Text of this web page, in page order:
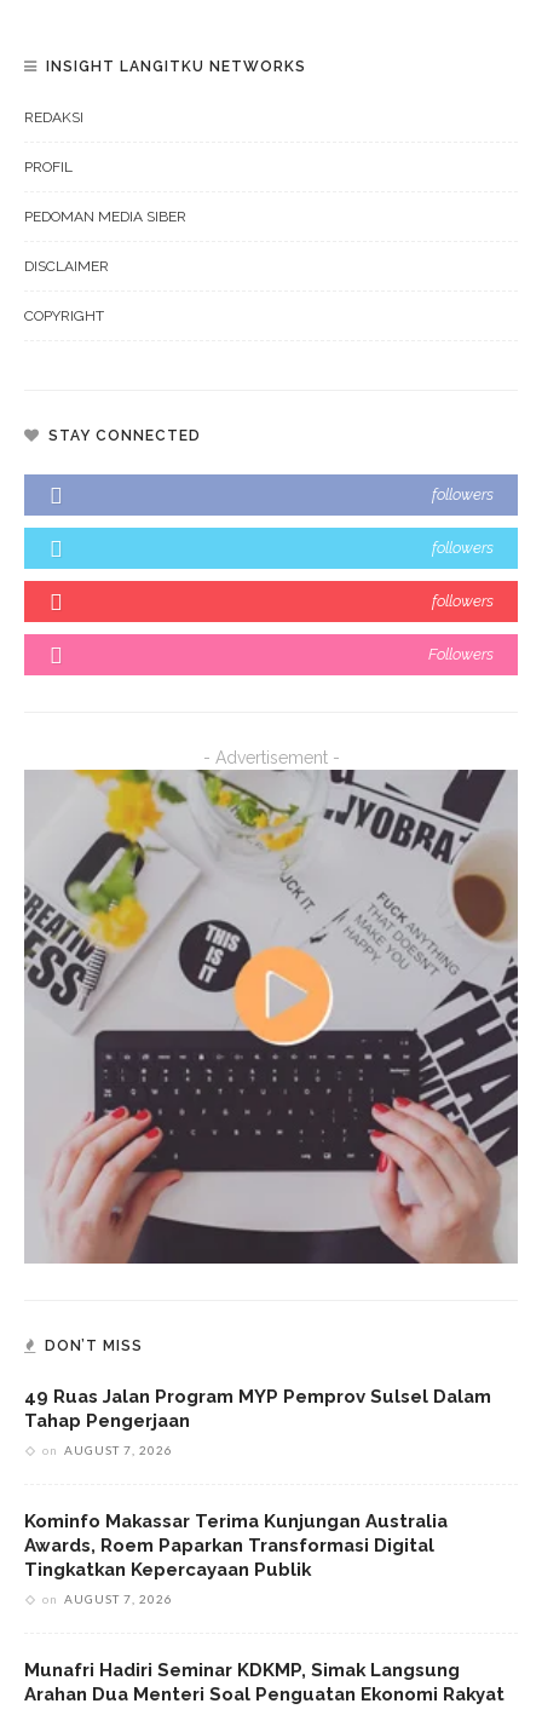
INSIGHT LANGITKU NETWORKS
REDAKSI
PROFIL
PEDOMAN MEDIA SIBER
DISCLAIMER
COPYRIGHT
STAY CONNECTED
followers
followers
followers
Followers
- Advertisement -
DON’T MISS
49 Ruas Jalan Program MYP Pemprov Sulsel Dalam
Tahap Pengerjaan
on AUGUST 7, 2026
Kominfo Makassar Terima Kunjungan Australia
Awards, Roem Paparkan Transformasi Digital
Tingkatkan Kepercayaan Publik
on AUGUST 7, 2026
Munafri Hadiri Seminar KDKMP, Simak Langsung
Arahan Dua Menteri Soal Penguatan Ekonomi Rakyat